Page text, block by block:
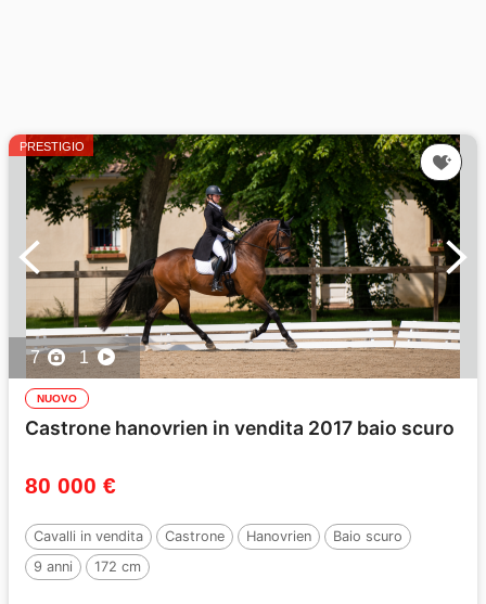
PRESTIGIO
7 1
NUOVO
Castrone hanovrien in vendita 2017 baio scuro
80 000 €
Cavalli in vendita Castrone Hanovrien
Baio scuro
9 anni
172 cm